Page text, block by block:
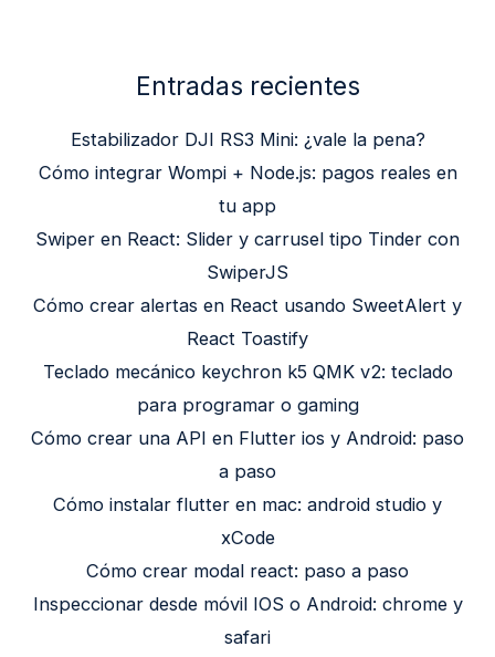
Entradas recientes
Estabilizador DJI RS3 Mini: ¿vale la pena?
Cómo integrar Wompi + Node.js: pagos reales en
tu app
Swiper en React: Slider y carrusel tipo Tinder con
SwiperJS
Cómo crear alertas en React usando SweetAlert y
React Toastify
Teclado mecánico keychron k5 QMK v2: teclado
para programar o gaming
Cómo crear una API en Flutter ios y Android: paso
a paso
Cómo instalar flutter en mac: android studio y
xCode
Cómo crear modal react: paso a paso
Inspeccionar desde móvil IOS o Android: chrome y
safari